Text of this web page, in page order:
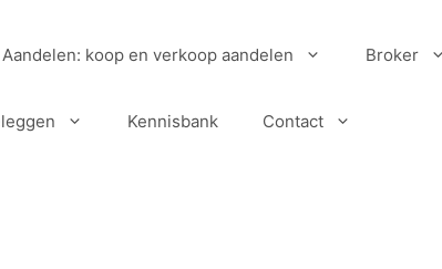
koop en verkoop aandelen Broker
Kennisbank Contact